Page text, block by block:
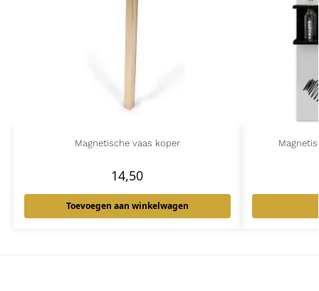
Magnetische vaas koper
14,50
Toevoegen aan winkelwagen